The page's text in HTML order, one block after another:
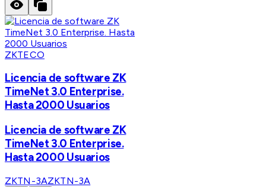
ZKTECO
Licencia de software ZK
TimeNet 3.0 Enterprise.
Hasta 2000 Usuarios
Licencia de software ZK
TimeNet 3.0 Enterprise.
Hasta 2000 Usuarios
ZKTN-3AZKTN-3A